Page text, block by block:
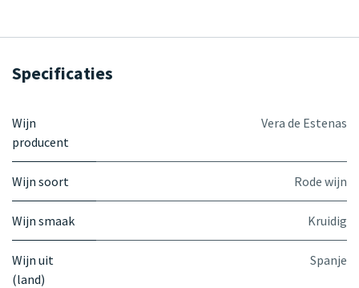
Specificaties
Wijn
producent
Vera de Estenas
Wijn soort Rode wijn
Wijn smaak Kruidig
Wijn uit
(land)
Spanje